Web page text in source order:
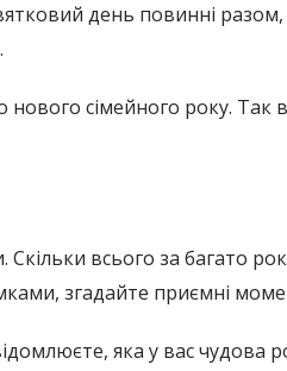
день повинні
сімейного року.
всього за багато
згадайте приємні
яка у вас чудова